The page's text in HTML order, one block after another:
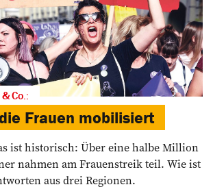
Co.:
Frauen mobilisiert
ist historisch: Über eine halbe Million
nahmen am Frauenstreik teil. Wie ist
aus drei Regionen.